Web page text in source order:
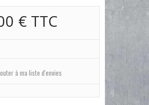
€TTC
à ma liste d'envies